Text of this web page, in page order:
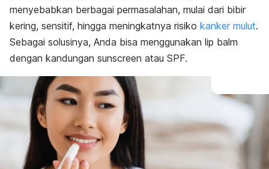
menyebabkan berbagai permasalahan, mulai dari bibir
kering, sensitif, hingga meningkatnya risiko kanker mulut.
Sebagai solusinya, Anda bisa menggunakan lip balm
dengan kandungan sunscreen atau SPF.